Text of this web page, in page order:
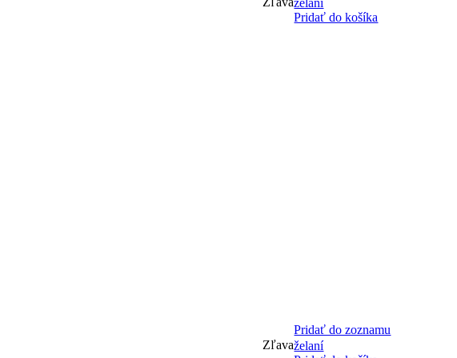
želaní
Pridať do košíka
Zľava
Pridať do zoznamu
želaní